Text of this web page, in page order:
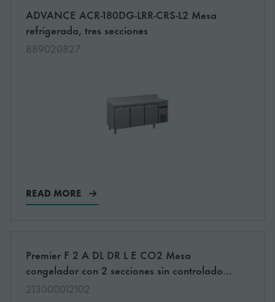
ADVANCE ACR-180DG-LRR-CRS-L2 Mesa
refrigerada, tres secciones
889020827
READ MORE
More information about: undefined
Premier F 2 A DL DR L E CO2 Mesa
congelador con 2 secciones sin controlador
para refrigeración a distáncia
213000012102
More information about: undefined